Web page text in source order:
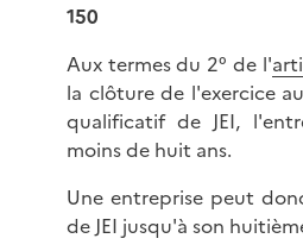
150
Aux termes du 2° de l'
la clôture de l'exercice
qualificatif de JEI,
moins de huit ans.
Une entreprise peut
de JEI jusqu'à son